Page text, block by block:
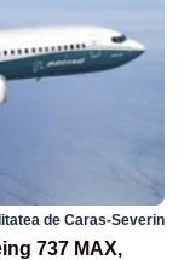
de Caras-Severin
737 MAX,